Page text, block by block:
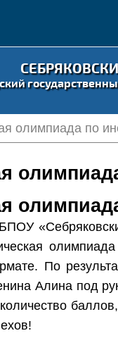
олимпиада по
По
Алина под